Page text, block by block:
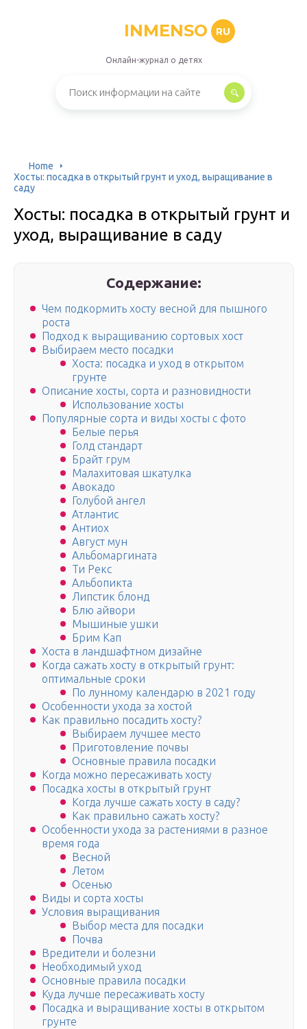
INMENSO RU
Онлайн-журнал о детях
Home
Хосты: посадка в открытый грунт и уход, выращивание в
саду
Хосты: посадка в открытый грунт и
уход, выращивание в саду
Содержание:
Чем подкормить хосту весной для пышного
роста
Подход к выращиванию сортовых хост
Выбираем место посадки
Хоста: посадка и уход в открытом
грунте
Описание хосты, сорта и разновидности
Использование хосты
Популярные сорта и виды хосты с фото
Белые перья
Голд стандарт
Брайт грум
Малахитовая шкатулка
Авокадо
Голубой ангел
Атлантис
Антиох
Август мун
Альбомаргината
Ти Рекс
Альбопикта
Липстик блонд
Блю айвори
Мышиные ушки
Брим Кап
Хоста в ландшафтном дизайне
Когда сажать хосту в открытый грунт:
оптимальные сроки
По лунному календарю в 2021 году
Особенности ухода за хостой
Как правильно посадить хосту?
Выбираем лучшее место
Приготовление почвы
Основные правила посадки
Когда можно пересаживать хосту
Посадка хосты в открытый грунт
Когда лучше сажать хосту в саду?
Как правильно сажать хосту?
Особенности ухода за растениями в разное
время года
Весной
Летом
Осенью
Виды и сорта хосты
Условия выращивания
Выбор места для посадки
Почва
Вредители и болезни
Необходимый уход
Основные правила посадки
Куда лучше пересаживать хосту
Посадка и выращивание хосты в открытом
грунте